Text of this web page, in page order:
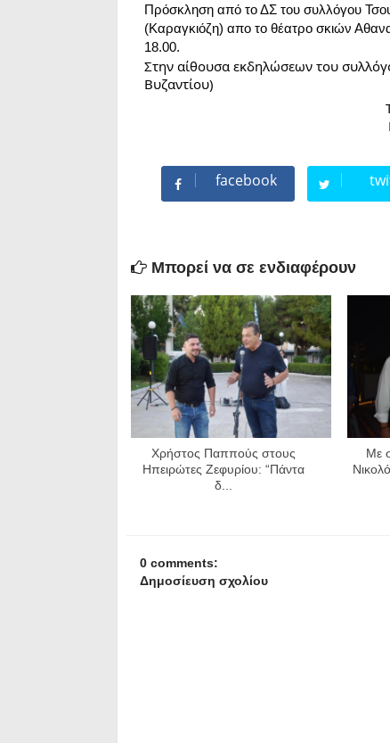
Πρόσκληση από το ΔΣ του συλλόγου
(Καραγκιόζη) απο το θέατρο σκιών
18.00.
Στην αίθουσα εκδηλώσεων του
Βυζαντίου)
facebook
Μπορεί να σε ενδιαφέρουν
Χρήστος Παππούς στους
Ηπειρώτες Ζεφυρίου: “Πάντα
δ...
Με
0 comments:
Δημοσίευση σχολίου